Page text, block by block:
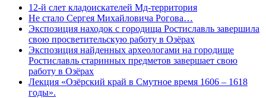
12-й слет кладоискателей Мд-территория
Не стало Сергея Михайловича Рогова…
Экспозиция находок с городища Ростиславль завершила
свою просветительскую работу в Озёрах
Экспозиция найденных археологами на городище
Ростиславль старинных предметов завершает свою
работу в Озёрах
Лекция «Озёрский край в Смутное время 1606 – 1618
годы».